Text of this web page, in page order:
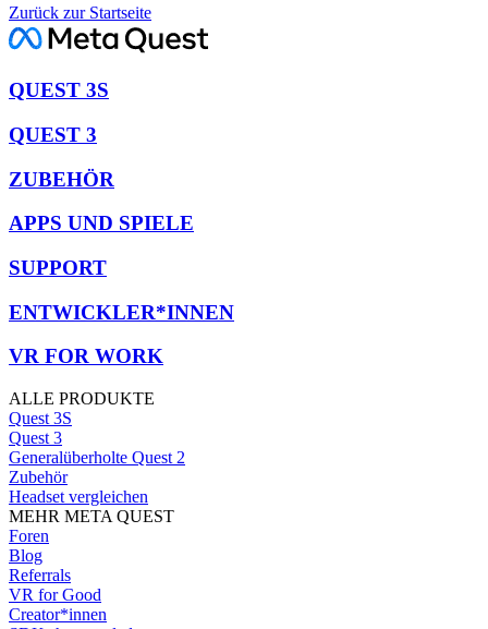
Zurück zur Startseite
QUEST 3S
QUEST 3
ZUBEHÖR
APPS UND SPIELE
SUPPORT
ENTWICKLER*INNEN
VR FOR WORK
ALLE PRODUKTE
Quest 3S
Quest 3
Generalüberholte Quest 2
Zubehör
Headset vergleichen
MEHR META QUEST
Foren
Blog
Referrals
VR for Good
Creator*innen